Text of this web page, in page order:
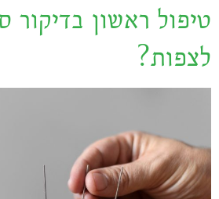
טיפול ראשון בדיקור
לצפות?